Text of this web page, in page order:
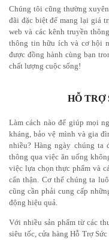
Chúng tôi cũng thường
đãi đặc biệt để mang lại giá
web và các kênh truyền
thông tin hữu ích và cơ hội
được đồng hành cùng bạn
chất lượng cuộc sống!
HỖ TRỢ
Làm cách nào để giúp mọi
kháng, bảo vệ mình và gia
nhiều? Hàng ngày chúng ta
thông qua việc ăn uống
việc lựa chọn thực phẩm và
cẩn thận. Cơ thể chúng ta
cũng cần phải cung cấp
động hiệu quả.
Với nhiều sản phẩm từ các
siêu tốc, cửa hàng Hỗ Trợ